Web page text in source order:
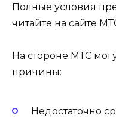
Полные условия
читайте на сайте
На стороне МТС
причины:
Недостаточно